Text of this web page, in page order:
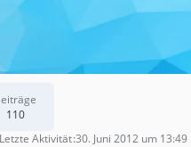
110
Letzte Aktivität 30. Juni 2012 um 13:49